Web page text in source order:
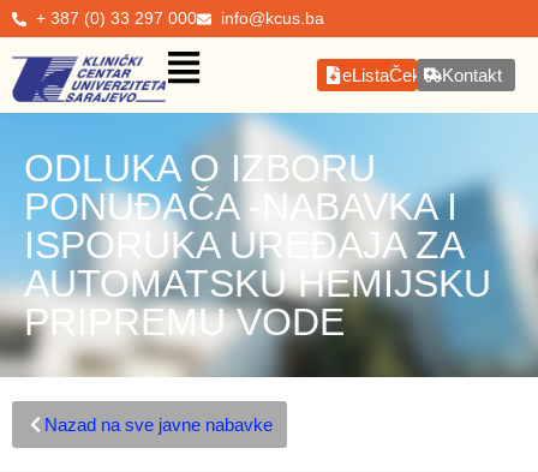
+ 387 (0) 33 297 000 info@kcus.ba
eListaČekanjaKontakt
ODLUKA O IZBORU
PONUĐAČA -NABAVKA I
ISPORUKA UREĐAJA ZA
AUTOMATSKU HEMIJSKU
PRIPREMU VODE
Nazad na sve javne nabavke